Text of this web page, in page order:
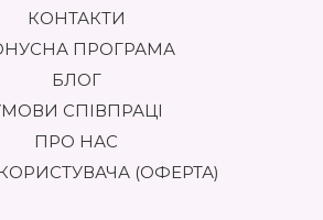
КОНТАКТИ
ПРОГРАМА
БЛОГ
СПІВПРАЦІ
ПРО НАС
(ОФЕРТА)